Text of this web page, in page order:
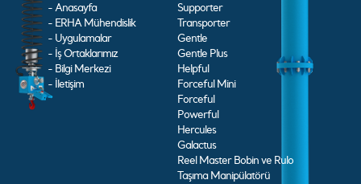
- Anasayfa
- ERHA Mühendislik
- Uygulamalar
- İş Ortaklarımız
- Bilgi Merkezi
- İletişim
Supporter
Transporter
Gentle
Gentle Plus
Helpful
Forceful Mini
Forceful
Powerful
Hercules
Galactus
Reel Master Bobin ve Rulo
Taşıma Manipülatörü